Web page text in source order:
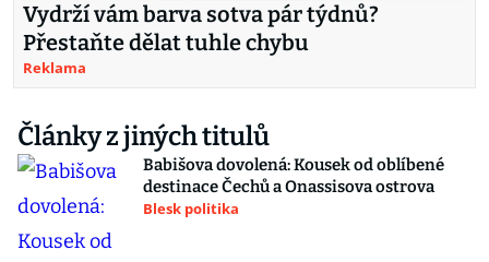
Vydrží vám barva sotva pár týdnů?
Přestaňte dělat tuhle chybu
Reklama
Články z jiných titulů
Babišova dovolená: Kousek od oblíbené
destinace Čechů a Onassisova ostrova
Blesk politika